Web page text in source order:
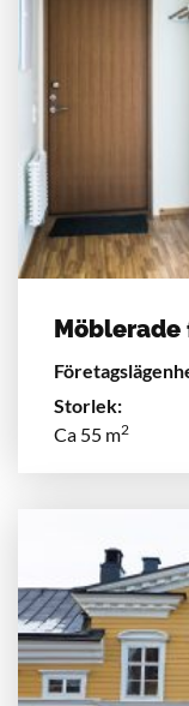
Storlek:
Ca 55 m2